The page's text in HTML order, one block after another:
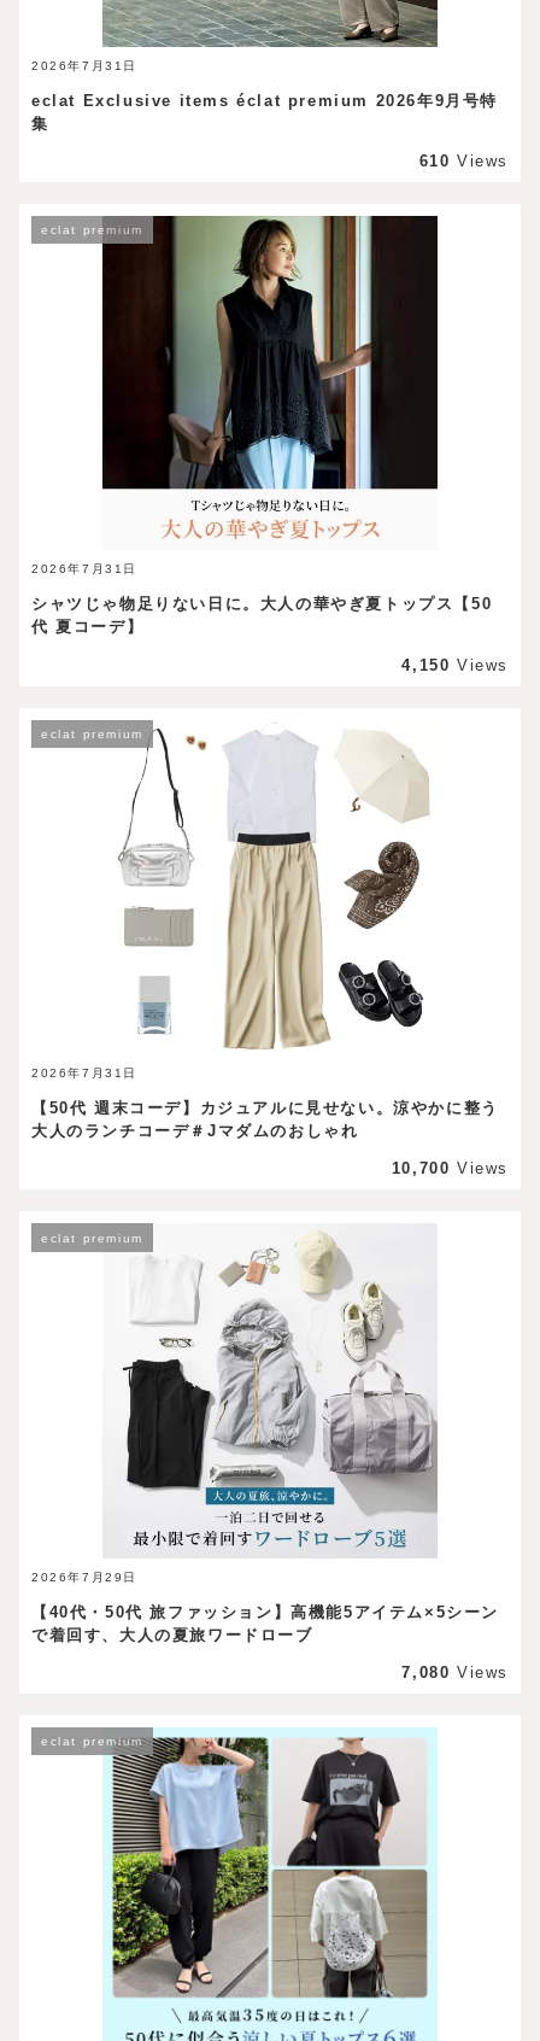
2026年7月31日
eclat Exclusive items éclat premium 2026年9月号特
集
610 Views
2026年7月31日
eclat premium
シャツじゃ物足りない日に。大人の華やぎ夏トップス【50
代 夏コーデ】
4,150 Views
2026年7月31日
eclat premium
【50代 週末コーデ】カジュアルに見せない。涼やかに整う
大人のランチコーデ＃Jマダムのおしゃれ
10,700 Views
2026年7月29日
eclat premium
【40代・50代 旅ファッション】高機能5アイテム×5シーン
で着回す、大人の夏旅ワードローブ
7,080 Views
eclat premium